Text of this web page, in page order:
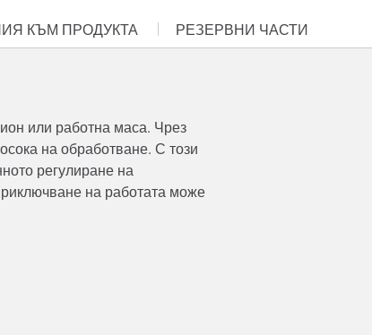
КЪМ ПРОДУКТА РЕЗЕРВНИ ЧАСТИ
или работна маса. Чрез
на обработване. С този
регулиране на
на работата може